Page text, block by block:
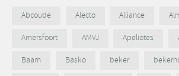
Abcoude Alecto Alliance
Amersfoort
AMVJ Apeliotes
Baarn
Basko beker